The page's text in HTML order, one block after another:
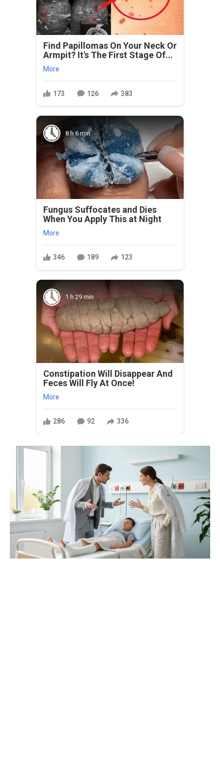
Find Papillomas On Your Neck Or
Armpit? It's The First Stage Of...
More
173 126 383
8 h 6 min
Fungus Suffocates and Dies
When You Apply This at Night
More
346 189 123
1 h 29 min
Constipation Will Disappear And
Feces Will Fly At Once!
More
286 92 336